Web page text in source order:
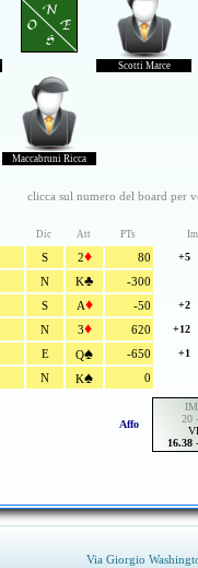
N
O E
S
Scotti Marce
Maccabruni Ricca
clicca sul numero del board per
Dic Att PTs
S 2♦ 80 +5
N K♣ -300
S A♦ -50 +2
N 3♦ 620 +12
E Q♠ -650 +1
N K♠ 0
Affo
20
16.38
Via Giorgio